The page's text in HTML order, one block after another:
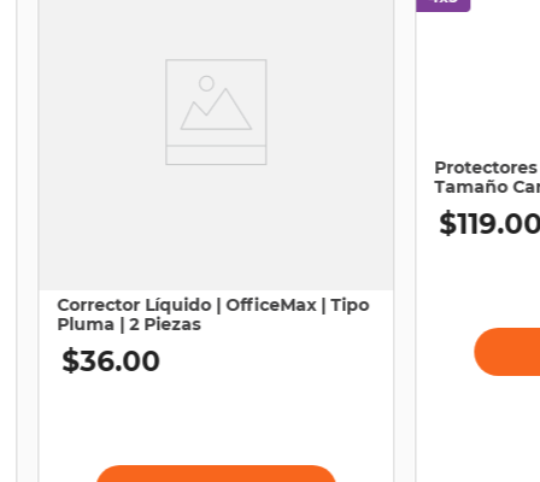
Corrector Líquido | OfficeMax | Tipo
Pluma | 2 Piezas
$36.00
Tamaño
$119.